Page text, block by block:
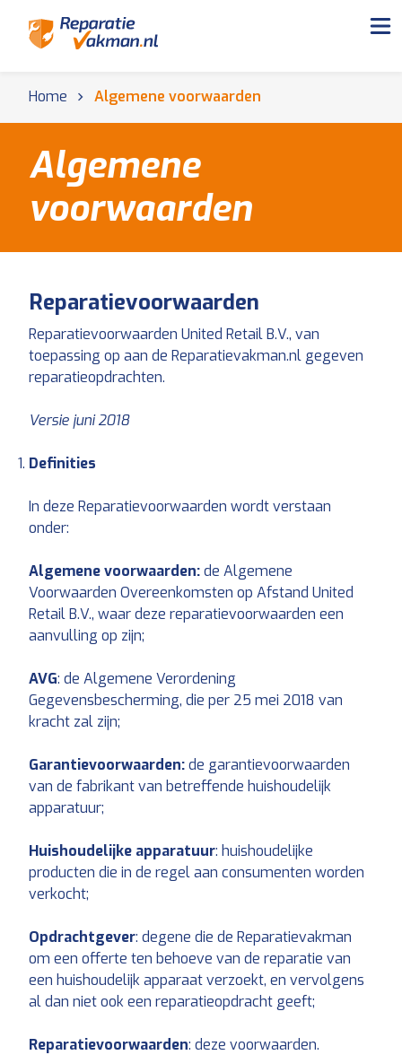
Home Algemene voorwaarden
Algemene
voorwaarden
Reparatievoorwaarden
Reparatievoorwaarden United Retail B.V., van
toepassing op aan de Reparatievakman.nl gegeven
reparatieopdrachten.
Versie juni 2018
Definities
In deze Reparatievoorwaarden wordt verstaan
onder:
Algemene voorwaarden:de Algemene
Voorwaarden Overeenkomsten op Afstand United
Retail B.V., waar deze reparatievoorwaarden een
aanvulling op zijn;
AVG: de Algemene Verordening
Gegevensbescherming, die per 25 mei 2018 van
kracht zal zijn;
Garantievoorwaarden:de garantievoorwaarden
van de fabrikant van betreffende huishoudelijk
apparatuur;
Huishoudelijke apparatuur: huishoudelijke
producten die in de regel aan consumenten worden
verkocht;
Opdrachtgever: degene die de Reparatievakman
om een offerte ten behoeve van de reparatie van
een huishoudelijk apparaat verzoekt, en vervolgens
al dan niet ook een reparatieopdracht geeft;
Reparatievoorwaarden: deze voorwaarden.